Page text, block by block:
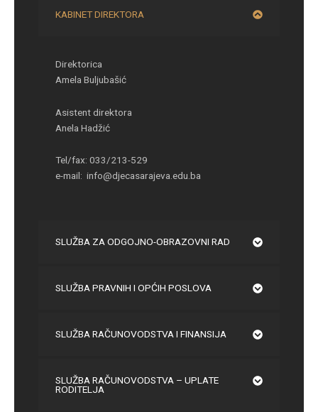
KABINET DIREKTORA
Direktorica
Amela Buljubašić
Asistent direktora
Anela Hadžić
Tel/fax: 033/213-529
e-mail: info@djecasarajeva.edu.ba
SLUŽBA ZA ODGOJNO-OBRAZOVNI RAD
SLUŽBA PRAVNIH I OPĆIH POSLOVA
SLUŽBA RAČUNOVODSTVA I FINANSIJA
SLUŽBA RAČUNOVODSTVA – UPLATE
RODITELJA